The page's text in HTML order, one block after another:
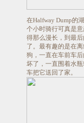
在Halfway Dump的
个小时骑行可真是
得那么漫长，到最
了。最有趣的是在
狗，一直在车前车
坏了，一直围着水
车把它送回了家。